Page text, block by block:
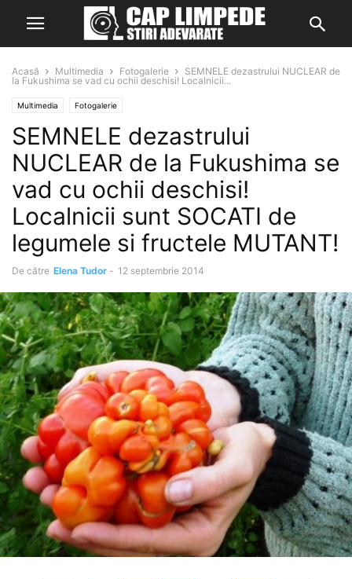
Acasă Multimedia Fotogalerie
SEMNELE dezastrului NUCLEAR de
la Fukushima se vad cu ochii deschisi! Localnicii...
Multimedia Fotogalerie
SEMNELE dezastrului
NUCLEAR de la Fukushima se
vad cu ochii deschisi!
Localnicii sunt SOCATI de
legumele si fructele MUTANT!
De către Elena Tudor - 12 septembrie 2014